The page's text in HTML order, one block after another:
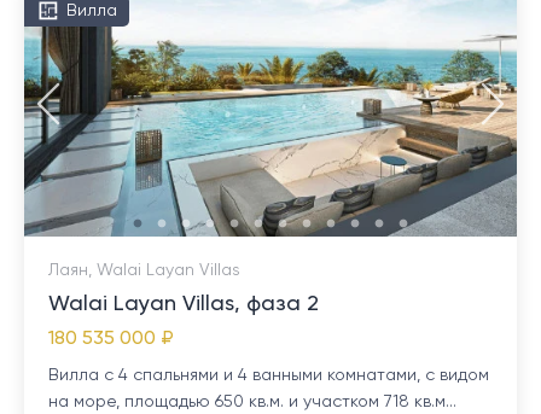
Вилла
Лаян, Walai Layan Villas
Walai Layan Villas, фаза 2
180 535 000 ₽
Вилла с 4 спальнями и 4 ванными комнатами, с видом
на море, площадью 650 кв.м. и участком 718 кв.м...